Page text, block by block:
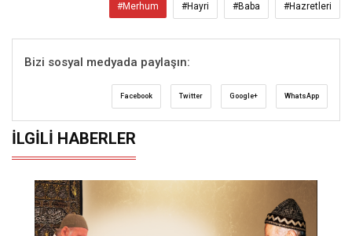
#Merhum #Hayri #Baba #Hazretleri
Bizi sosyal medyada paylaşın:
Facebook Twitter Google+ WhatsApp
İLGILI HABERLER